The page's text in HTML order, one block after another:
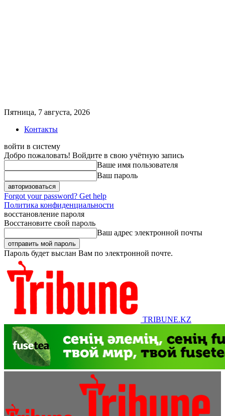
Пятница, 7 августа, 2026
Контакты
войти в систему
Добро пожаловать! Войдите в свою учётную запись
Ваше имя пользователя
Ваш пароль
Forgot your password? Get help
Политика конфиденциальности
восстановление пароля
Восстановите свой пароль
Ваш адрес электронной почты
Пароль будет выслан Вам по электронной почте.
TRIBUNE.KZ